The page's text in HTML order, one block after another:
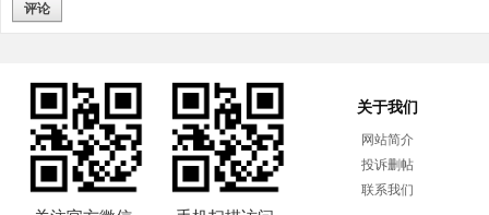
评论
关于我们
网站简介
投诉删帖
联系我们